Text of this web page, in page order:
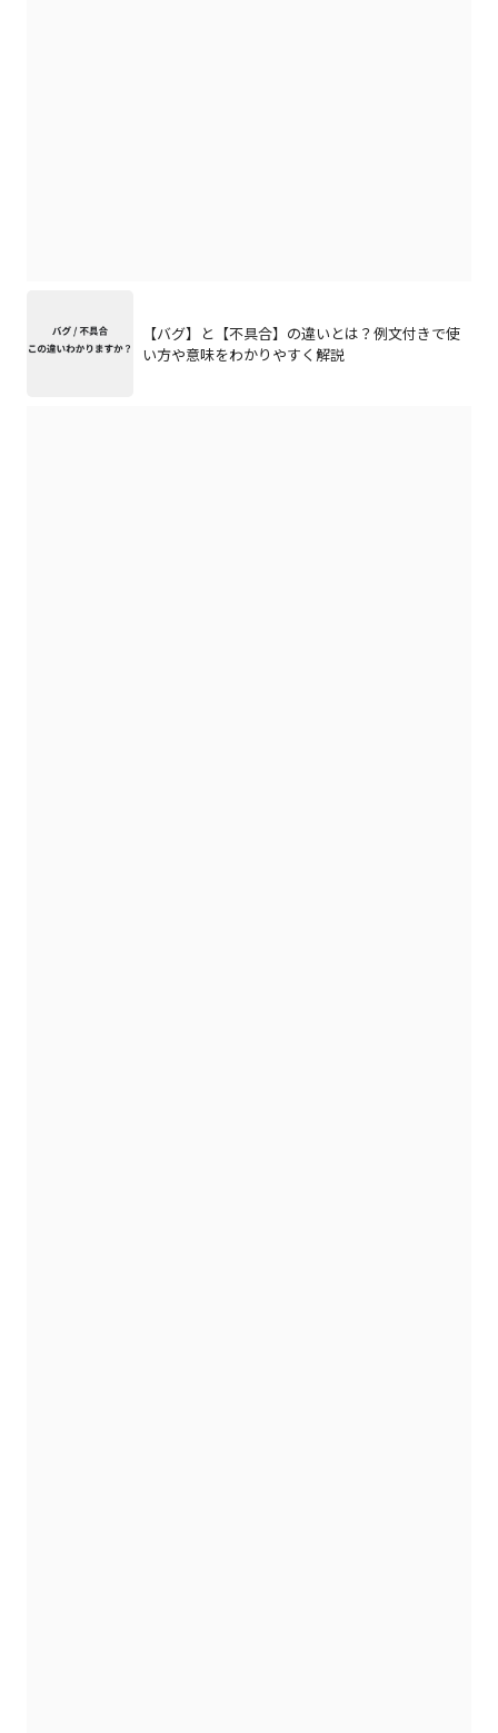
【バグ】と【不具合】の違いとは？例文付きで使
い方や意味をわかりやすく解説